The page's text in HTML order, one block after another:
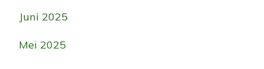
Juni 2025
Mei 2025